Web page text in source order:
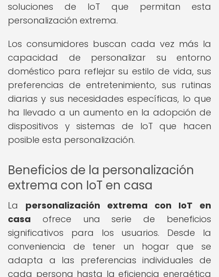
soluciones de IoT que permitan esta
personalización extrema.
Los consumidores buscan cada vez más la
capacidad de personalizar su entorno
doméstico para reflejar su estilo de vida, sus
preferencias de entretenimiento, sus rutinas
diarias y sus necesidades específicas, lo que
ha llevado a un aumento en la adopción de
dispositivos y sistemas de IoT que hacen
posible esta personalización.
Beneficios de la personalización
extrema con IoT en casa
La personalización extrema con IoT en
casa ofrece una serie de beneficios
significativos para los usuarios. Desde la
conveniencia de tener un hogar que se
adapta a las preferencias individuales de
cada persona hasta la eficiencia energética